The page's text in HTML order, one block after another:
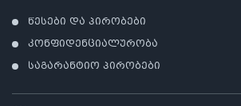
წესები და პირობები
კონფიდენციალურობა
საგარანტიო პირობები